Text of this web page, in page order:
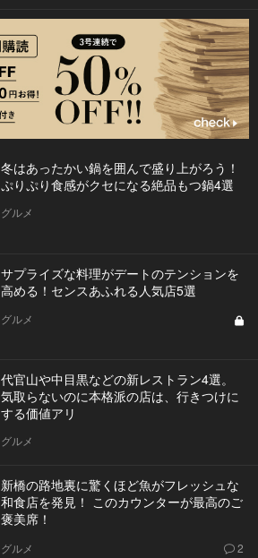
冬はあったかい鍋を囲んで盛り上がろう！
ぷりぷり食感がクセになる絶品もつ鍋4選
グルメ
サプライズな料理がデートのテンションを
高める！センスあふれる人気店5選
グルメ
代官山や中目黒などの新レストラン4選。
気取らないのに本格派の店は、行きつけに
する価値アリ
グルメ
新橋の路地裏に驚くほど魚がフレッシュな
和食店を発見！ このカウンターが最高のご
褒美席！
グルメ 2